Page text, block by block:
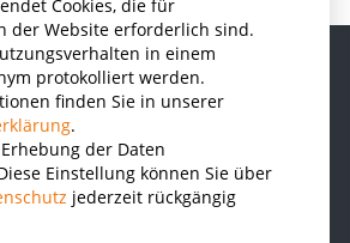
Cookies, die für
der Website erforderlich sind.
in einem
protokolliert werden.
finden Sie in unserer
.
der Daten
Einstellung können Sie über
jederzeit rückgängig
Wirtschaftsinformatik
und Vermessung
School